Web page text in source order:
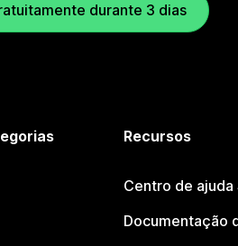
durante 3 dias
Recursos
Centro de ajuda
Documentação